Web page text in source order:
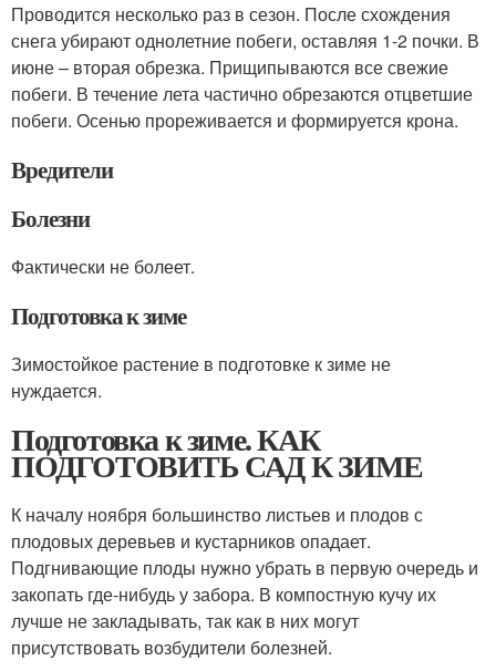
Проводится несколько раз в сезон. После схождения
снега убирают однолетние побеги, оставляя 1-2 почки. В
июне – вторая обрезка. Прищипываются все свежие
побеги. В течение лета частично обрезаются отцветшие
побеги. Осенью прореживается и формируется крона.
Вредители
Болезни
Фактически не болеет.
Подготовка к зиме
Зимостойкое растение в подготовке к зиме не
нуждается.
Подготовка к зиме. КАК
ПОДГОТОВИТЬ САД К ЗИМЕ
К началу ноября большинство листьев и плодов с
плодовых деревьев и кустарников опадает.
Подгнивающие плоды нужно убрать в первую очередь и
закопать где-нибудь у забора. В компостную кучу их
лучше не закладывать, так как в них могут
присутствовать возбудители болезней.